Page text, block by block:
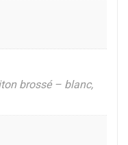
brossé – blanc,